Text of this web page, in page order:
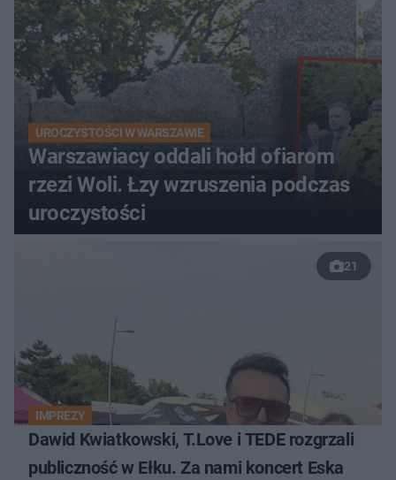
UROCZYSTOŚCI W WARSZAWIE
Warszawiacy oddali hołd ofiarom
rzezi Woli. Łzy wzruszenia podczas
uroczystości
21
IMPREZY
Dawid Kwiatkowski, T.Love i TEDE rozgrzali
publiczność w Ełku. Za nami koncert Eska